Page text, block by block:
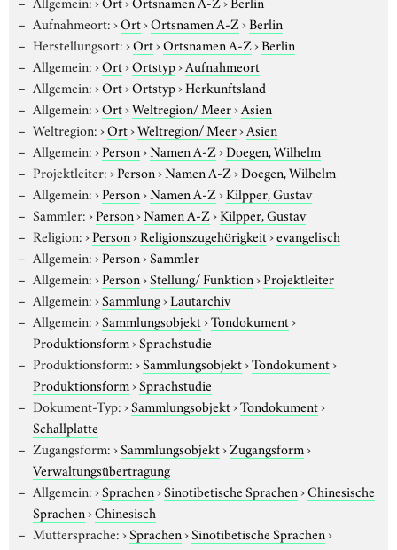
Aufnahmeort:›Ort›Ortsnamen A-Z›Berlin
Herstellungsort:›Ort›Ortsnamen A-Z›Berlin
Allgemein:›Ort›Ortstyp›Aufnahmeort
Allgemein:›Ort›Ortstyp›Herkunftsland
Allgemein:›Ort›Weltregion/ Meer›Asien
Weltregion:›Ort›Weltregion/ Meer›Asien
Allgemein:›Person›Namen A-Z›Doegen, Wilhelm
Projektleiter:›Person›Namen A-Z›Doegen, Wilhelm
Allgemein:›Person›Namen A-Z›Kilpper, Gustav
Sammler:›Person›Namen A-Z›Kilpper, Gustav
Religion:›Person›Religionszugehörigkeit›evangelisch
Allgemein:›Person›Sammler
Allgemein:›Person›Stellung/ Funktion›Projektleiter
Allgemein:›Sammlung›Lautarchiv
Allgemein:›Sammlungsobjekt›Tondokument›
Produktionsform›Sprachstudie
Produktionsform:›Sammlungsobjekt›Tondokument›
Produktionsform›Sprachstudie
Dokument-Typ:›Sammlungsobjekt›Tondokument›
Schallplatte
Zugangsform:›Sammlungsobjekt›Zugangsform›
Verwaltungsübertragung
Allgemein:›Sprachen›Sinotibetische Sprachen›Chinesische
Sprachen›Chinesisch
Muttersprache:›Sprachen›Sinotibetische Sprachen›